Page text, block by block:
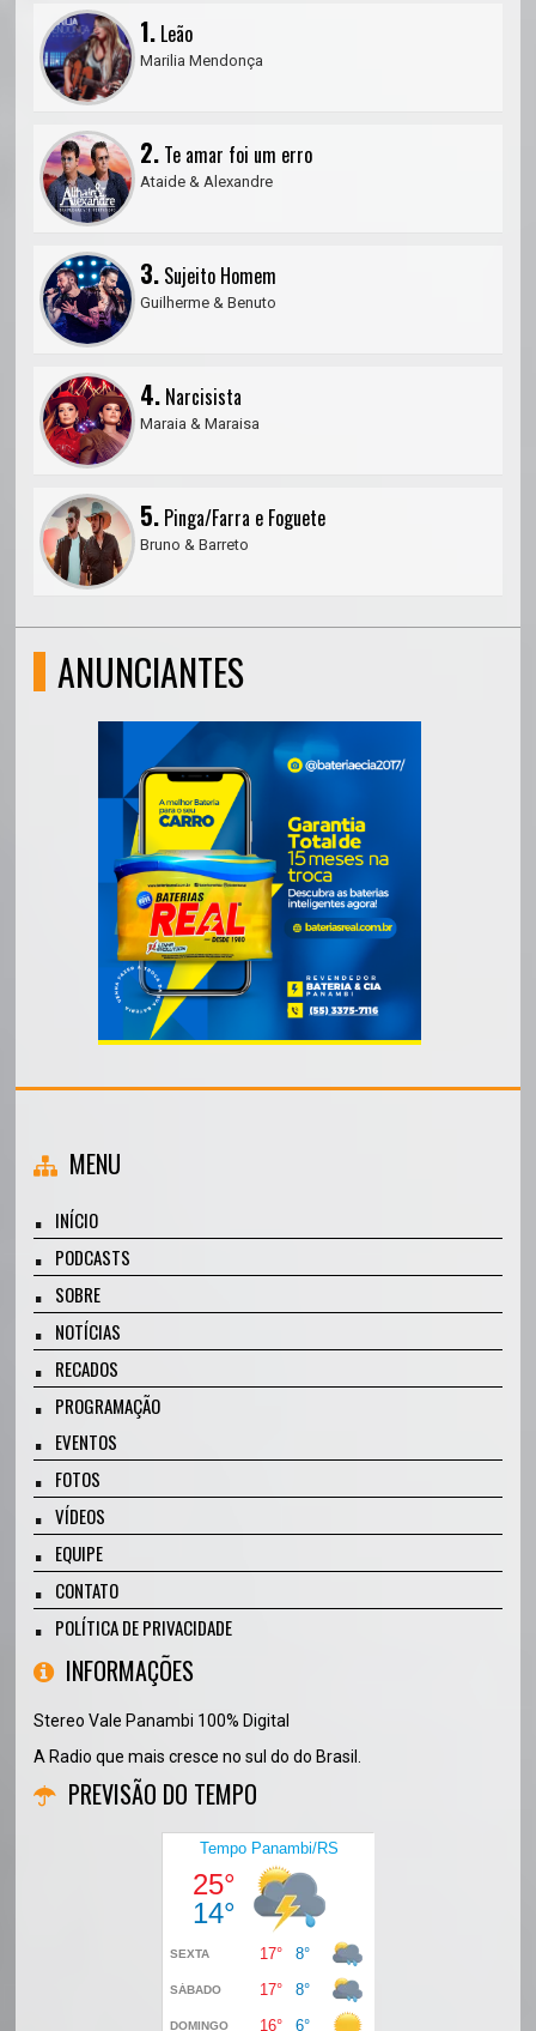
1. Leão
Marilia Mendonça
2. Te amar foi um erro
Ataide & Alexandre
3. Sujeito Homem
Guilherme & Benuto
4. Narcisista
Maraia & Maraisa
5. Pinga/Farra e Foguete
Bruno & Barreto
ANUNCIANTES
MENU
INÍCIO
PODCASTS
SOBRE
NOTÍCIAS
RECADOS
PROGRAMAÇÃO
EVENTOS
FOTOS
VÍDEOS
EQUIPE
CONTATO
POLÍTICA DE PRIVACIDADE
INFORMAÇÕES
Stereo Vale Panambi 100% Digital
A Radio que mais cresce no sul do do Brasil.
PREVISÃO DO TEMPO